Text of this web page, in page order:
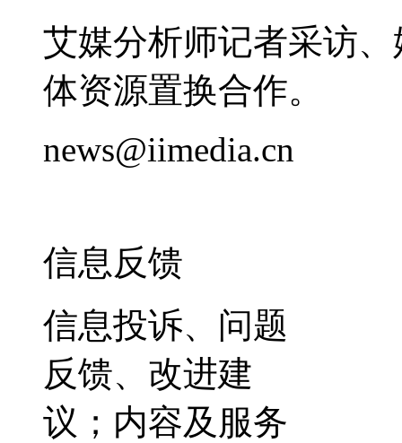
艾媒分析师记者采访
体资源置换合作。
news@iimedia.cn
信息反馈
信息投诉、问题
反馈、改进建
议；内容及服务